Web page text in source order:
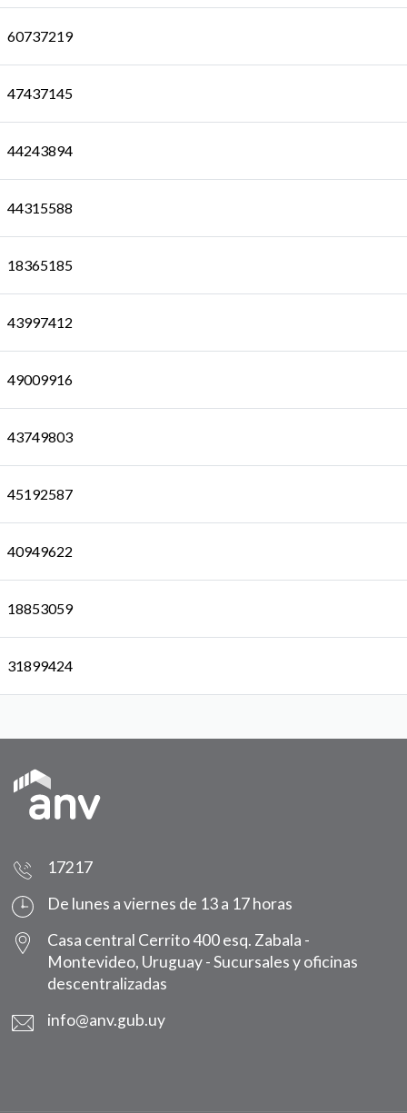
60737219
47437145
44243894
44315588
18365185
43997412
49009916
43749803
45192587
40949622
18853059
31899424
17217
De lunes a viernes de 13 a 17 horas
Casa central Cerrito 400 esq. Zabala -
Montevideo, Uruguay -Sucursales y oficinas
descentralizadas
info@anv.gub.uy